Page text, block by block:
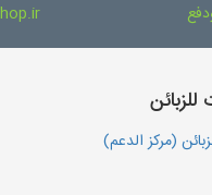
(مركز الدعم)